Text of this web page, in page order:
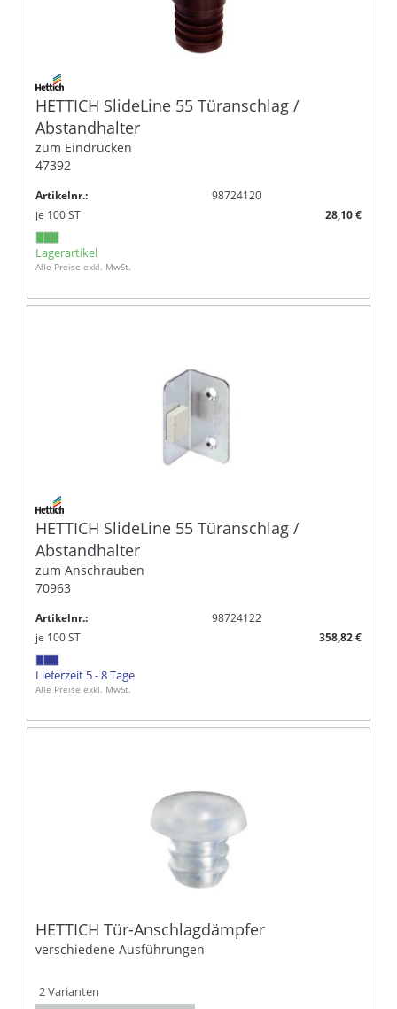
HETTICH SlideLine 55 Türanschlag /
Abstandhalter
zum Eindrücken
47392
Artikelnr.:
98724120
je 100ST 28,10 €
Lagerartikel
Alle Preise exkl. MwSt.
HETTICH SlideLine 55 Türanschlag /
Abstandhalter
zum Anschrauben
70963
Artikelnr.:
98724122
je 100ST 358,82 €
Lieferzeit 5 - 8 Tage
Alle Preise exkl. MwSt.
HETTICH Tür-Anschlagdämpfer
verschiedene Ausführungen
2 Varianten